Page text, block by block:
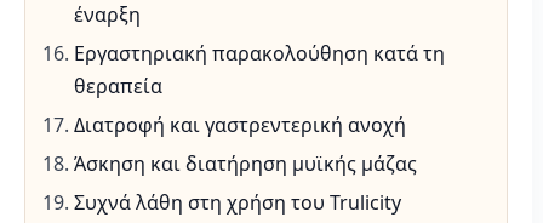
έναρξη
Εργαστηριακή παρακολούθηση κατά τη
θεραπεία
Διατροφή και γαστρεντερική ανοχή
Άσκηση και διατήρηση μυϊκής μάζας
Συχνά λάθη στη χρήση του Trulicity